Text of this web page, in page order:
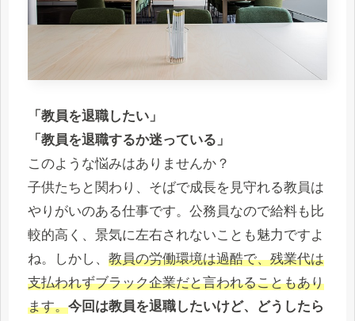
「教員を退職したい」
「教員を退職するか迷っている」
このような悩みはありませんか？
子供たちと関わり、そばで成長を見守れる教員は
やりがいのある仕事です。公務員なので給料も比
較的高く、景気に左右されないことも魅力ですよ
ね。しかし、 教員の労働環境は過酷で、残業代は
支払われずブラック企業だと言われることもあり
ます。今回は教員を退職したいけど、どうしたら